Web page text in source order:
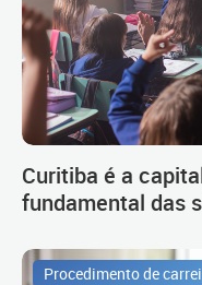
Curitiba é a
fundamental das
Procedimento de